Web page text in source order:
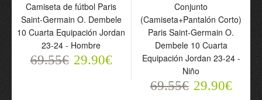
Conjunto
(Camiseta+Pantalón
Camiseta de fútbol Paris
Saint-Germain O. Dembele
10 Cuarta Equipación Jordan
23-24 - Hombre
69.55€ 29.90€
Conjunto
(Camiseta+Pantalón Corto)
Paris Saint-Germain O.
Dembele 10 Cuarta
Equipación Jordan 23-24 -
Niño
69.55€ 29.90€